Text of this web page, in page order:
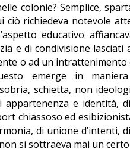
colonie? Semplice,
ciò richiedeva notevole
educativo
e di condivisione
o ad un
emerge in
schietta, non
appartenenza e identità,
chiassoso ed
di unione d’intenti,
si sottraeva mai un